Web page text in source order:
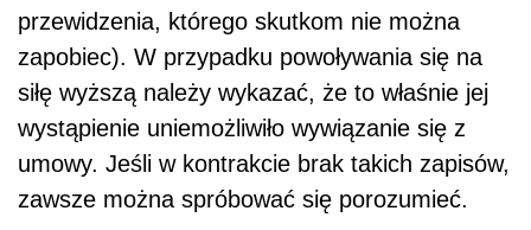
przewidzenia, którego skutkom nie można
zapobiec). W przypadku powoływania się na
siłę wyższą należy wykazać, że to właśnie jej
wystąpienie uniemożliwiło wywiązanie się z
umowy. Jeśli w kontrakcie brak takich zapisów,
zawsze można spróbować się porozumieć.